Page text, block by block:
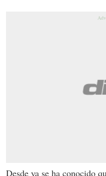
Desde ya se ha conocido